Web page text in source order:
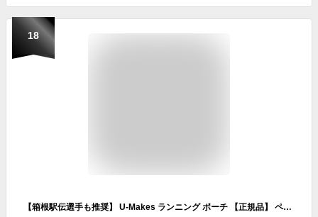
18
【箱根駅伝選手も推奨】 U-Makes ランニング ポーチ 【正規品】 ペットボトル スマホ 揺れない 日本ブランド 軽量 水筒 ウエストポーチ ウォーキング レディース メンズ ランエアー(ブラック)